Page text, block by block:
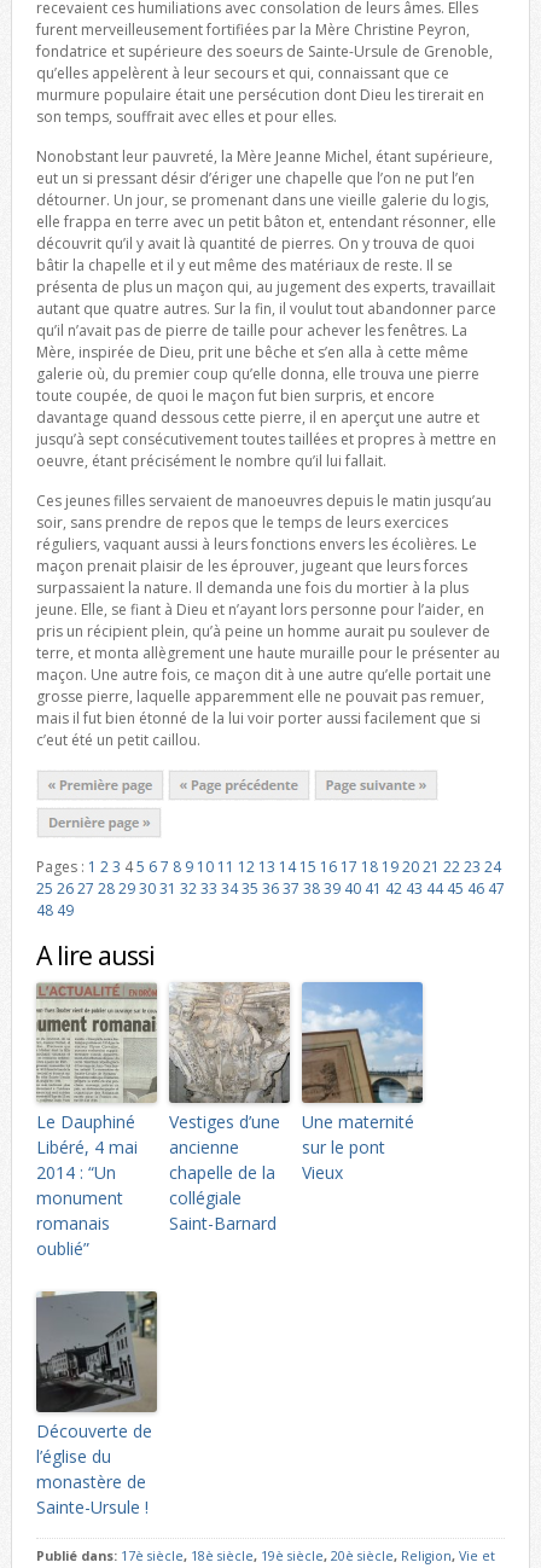
recevaient ces humiliations avec consolation de leurs âmes. Elles
furent merveilleusement fortifiées par la Mère Christine Peyron,
fondatrice et supérieure des soeurs de Sainte-Ursule de Grenoble,
qu’elles appelèrent à leur secours et qui, connaissant que ce
murmure populaire était une persécution dont Dieu les tirerait en
son temps, souffrait avec elles et pour elles.
Nonobstant leur pauvreté, la Mère Jeanne Michel, étant supérieure,
eut un si pressant désir d’ériger une chapelle que l’on ne put l’en
détourner. Un jour, se promenant dans une vieille galerie du logis,
elle frappa en terre avec un petit bâton et, entendant résonner, elle
découvrit qu’il y avait là quantité de pierres. On y trouva de quoi
bâtir la chapelle et il y eut même des matériaux de reste. Il se
présenta de plus un maçon qui, au jugement des experts, travaillait
autant que quatre autres. Sur la fin, il voulut tout abandonner parce
qu’il n’avait pas de pierre de taille pour achever les fenêtres. La
Mère, inspirée de Dieu, prit une bêche et s’en alla à cette même
galerie où, du premier coup qu’elle donna, elle trouva une pierre
toute coupée, de quoi le maçon fut bien surpris, et encore
davantage quand dessous cette pierre, il en aperçut une autre et
jusqu’à sept consécutivement toutes taillées et propres à mettre en
oeuvre, étant précisément le nombre qu’il lui fallait.
Ces jeunes filles servaient de manoeuvres depuis le matin jusqu’au
soir, sans prendre de repos que le temps de leurs exercices
réguliers, vaquant aussi à leurs fonctions envers les écolières. Le
maçon prenait plaisir de les éprouver, jugeant que leurs forces
surpassaient la nature. Il demanda une fois du mortier à la plus
jeune. Elle, se fiant à Dieu et n’ayant lors personne pour l’aider, en
pris un récipient plein, qu’à peine un homme aurait pu soulever de
terre, et monta allègrement une haute muraille pour le présenter au
maçon. Une autre fois, ce maçon dit à une autre qu’elle portait une
grosse pierre, laquelle apparemment elle ne pouvait pas remuer,
mais il fut bien étonné de la lui voir porter aussi facilement que si
c’eut été un petit caillou.
Pages : 1 23 45 67 8 9 10 11 12 13 14 15 16 17 18 192021 2223 24
25 2627 28293031 3233 3435 3637 3839 40 41 42 43 44 45 46 47
48 49
A lire aussi
Le Dauphiné
Libéré, 4 mai
2014 : “Un
monument
romanais
oublié”
Vestiges d’une
ancienne
chapelle de la
collégiale
Saint-Barnard
Une maternité
sur le pont
Vieux
Découverte de
l’église du
monastère de
Sainte-Ursule !
Publié dans: 17è siècle, 18è siècle, 19è siècle, 20è siècle, Religion, Vie et